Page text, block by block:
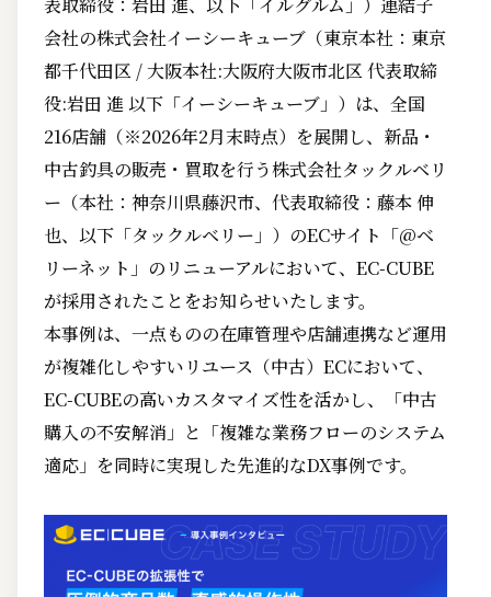
会社の株式会社イーシーキューブ（東京本社：東京
都千代田区 / 大阪本社:大阪府大阪市北区 代表取締
役:岩田 進 以下「イーシーキューブ」）は、全国
216店舗（※2026年2月末時点）を展開し、新品・
中古釣具の販売・買取を行う株式会社タックルベリ
ー（本社：神奈川県藤沢市、代表取締役：藤本 伸
也、以下「タックルベリー」）のECサイト「@ベ
リーネット」のリニューアルにおいて、EC-CUBE
が採用されたことをお知らせいたします。
本事例は、一点ものの在庫管理や店舗連携など運用
が複雑化しやすいリユース（中古）ECにおいて、
EC-CUBEの高いカスタマイズ性を活かし、「中古
購入の不安解消」と「複雑な業務フローのシステム
適応」を同時に実現した先進的なDX事例です。